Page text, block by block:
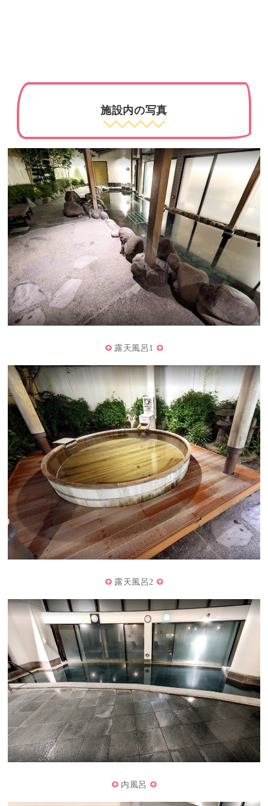
施設内の写真
露天風呂1
露天風呂2
内風呂